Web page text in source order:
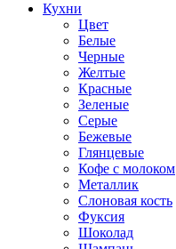
Кухни
Цвет
Белые
Черные
Желтые
Красные
Зеленые
Серые
Бежевые
Глянцевые
Кофе с молоком
Металлик
Слоновая кость
Фуксия
Шоколад